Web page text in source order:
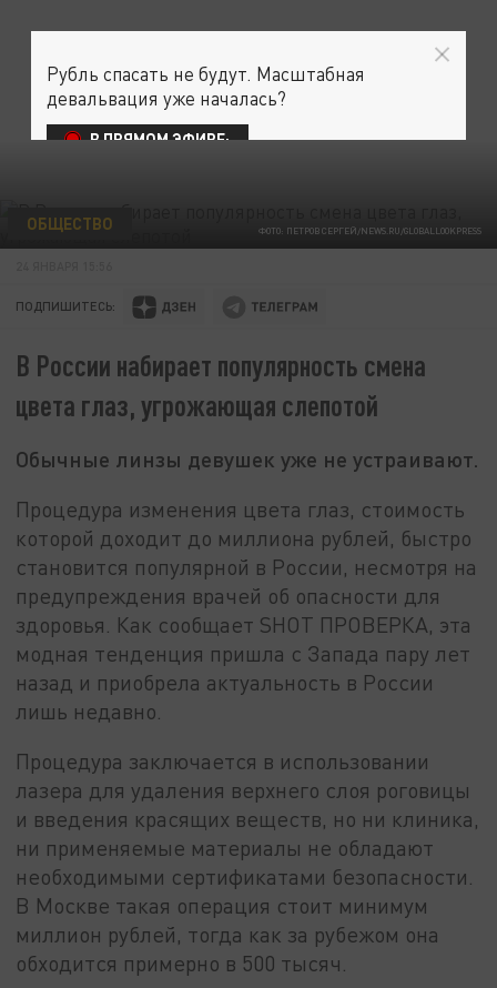
ФОТО: ПЕТРОВ СЕРГЕЙ/NEWS.RU/GLOBALLOOKPRESS
ОБЩЕСТВО
ПОДПИШИТЕСЬ:
В России набирает популярность смена
цвета глаз, угрожающая слепотой
Обычные линзы девушек уже не устраивают.
Процедура изменения цвета глаз, стоимость
которой доходит до миллиона рублей, быстро
становится популярной в России, несмотря на
предупреждения врачей об опасности для
здоровья. Как сообщает SHOT ПРОВЕРКА, эта
модная тенденция пришла с Запада пару лет
назад и приобрела актуальность в России
лишь недавно.
Процедура заключается в использовании
лазера для удаления верхнего слоя роговицы
и введения красящих веществ, но ни клиника,
ни применяемые материалы не обладают
необходимыми сертификатами безопасности.
В Москве такая операция стоит минимум
миллион рублей, тогда как за рубежом она
обходится примерно в 500 тысяч.
Рубль спасать не будут. Масштабная
девальвация уже началась?
В ПРЯМОМ ЭФИРЕ: